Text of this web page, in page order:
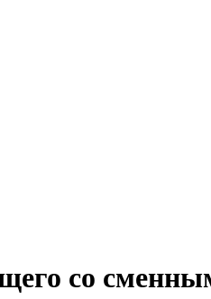
со